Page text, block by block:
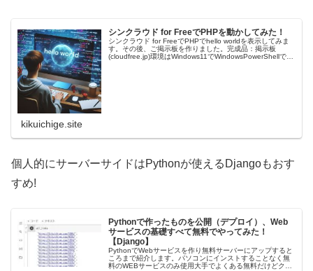
シンクラウド for FreeでPHPを動かしてみた！
シンクラウド for FreeでPHPでhello worldを表示してみま
す。その後、ご掲示板を作りました。完成品：掲示板
(cloudfree.jp)環境はWindows11でWindowsPowerShellで
kikuichige.site
個人的にサーバーサイドはPythonが使えるDjangoもおす
すめ!
Pythonで作ったものを公開（デプロイ）、Web
サービスの基礎すべて無料でやってみた！
【Django】
PythonでWebサービスを作り無料サーバーにアップすると
ころまで紹介します。パソコンにインストすることなく無
料のWEBサービスのみ使用大手でよくある無料だけどクレ